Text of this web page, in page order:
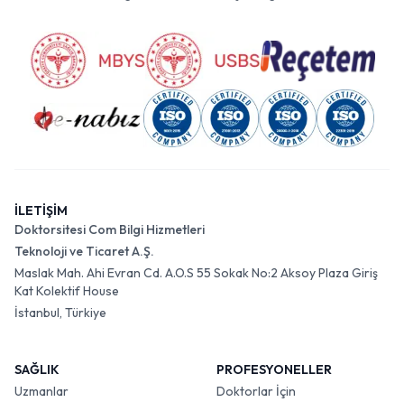
İLETİŞİM
Doktorsitesi Com Bilgi Hizmetleri
Teknoloji ve Ticaret A.Ş.
Maslak Mah. Ahi Evran Cd. A.O.S 55 Sokak No:2 Aksoy Plaza Giriş
Kat Kolektif House
İstanbul, Türkiye
SAĞLIK
Uzmanlar
PROFESYONELLER
Doktorlar İçin